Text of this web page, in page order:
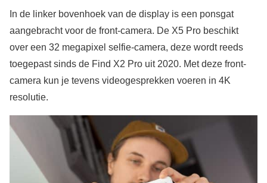
In de linker bovenhoek van de display is een ponsgat
aangebracht voor de front-camera. De X5 Pro beschikt
over een 32 megapixel selfie-camera, deze wordt reeds
toegepast sinds de Find X2 Pro uit 2020. Met deze front-
camera kun je tevens videogesprekken voeren in 4K
resolutie.